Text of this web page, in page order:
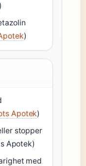
)
)
Apotek)
stopper
Apotek)
med